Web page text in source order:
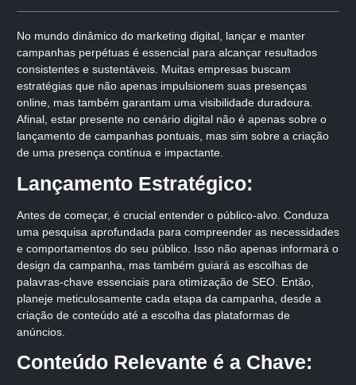
No mundo dinâmico do marketing digital, lançar e manter
campanhas perpétuas é essencial para alcançar resultados
consistentes e sustentáveis. Muitas empresas buscam
estratégias que não apenas impulsionem suas presenças
online, mas também garantam uma visibilidade duradoura.
Afinal, estar presente no cenário digital não é apenas sobre o
lançamento de campanhas pontuais, mas sim sobre a criação
de uma presença contínua e impactante.
Lançamento Estratégico:
Antes de começar, é crucial entender o público-alvo. Conduza
uma pesquisa aprofundada para compreender as necessidades
e comportamentos do seu público. Isso não apenas informará o
design da campanha, mas também guiará as escolhas de
palavras-chave essenciais para otimização de SEO. Então,
planeje meticulosamente cada etapa da campanha, desde a
criação de conteúdo até a escolha das plataformas de
anúncios.
Conteúdo Relevante é a Chave: